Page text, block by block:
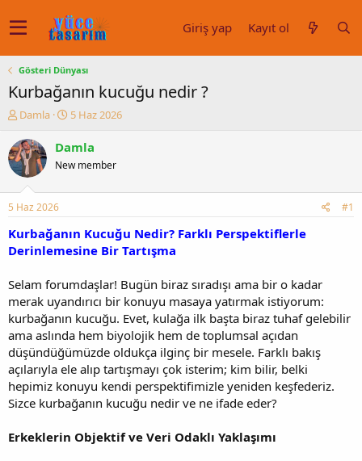
Giriş yap Kayıt ol
Gösteri Dünyası
Kurbağanın kucuğu nedir ?
K
n
u
y
b
a
ş
a
a
n
Damla
B
ş
a
ç
a
i
h
i
5 Haz 2026
Damla
New member
5 Haz 2026 #1
Kurbağanın Kucuğu Nedir? Farklı Perspektiflerle
Derinlemesine Bir Tartışma
Selam forumdaşlar! Bugün biraz sıradışı ama bir o kadar
merak uyandırıcı bir konuyu masaya yatırmak istiyorum:
kurbağanın kucuğu. Evet, kulağa ilk başta biraz tuhaf gelebilir
ama aslında hem biyolojik hem de toplumsal açıdan
düşündüğümüzde oldukça ilginç bir mesele. Farklı bakış
açılarıyla ele alıp tartışmayı çok isterim; kim bilir, belki
hepimiz konuyu kendi perspektifimizle yeniden keşfederiz.
Sizce kurbağanın kucuğu nedir ve ne ifade eder?
Erkeklerin Objektif ve Veri Odaklı Yaklaşımı